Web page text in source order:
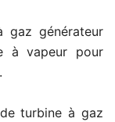
gaz générateur
à vapeur pour
turbine à gaz